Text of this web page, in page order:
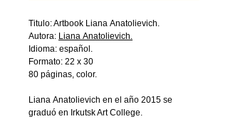
Titulo: Artbook Liana Anatolievich.
Autora: Liana Anatolievich.
Idioma: español.
Formato: 22 x 30
80 páginas, color.
Liana Anatolievich en el año 2015 se
graduó en Irkutsk Art College.